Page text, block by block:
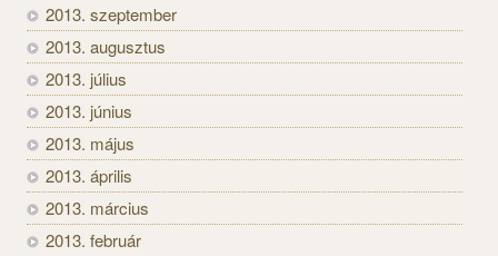
2013. szeptember
2013. augusztus
2013. július
2013. június
2013. május
2013. április
2013. március
2013. február